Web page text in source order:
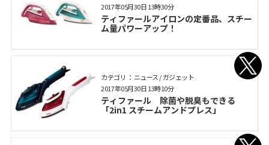
ティファールアイロンの定番品、スチー
ム量パワーアップ！
2017年05月30日 13時30分
カテゴリ： ニュース / ガジェット
ティファール 除菌や脱臭もできる
「2in1 スチームアンドプレス」
2017年05月30日 13時10分